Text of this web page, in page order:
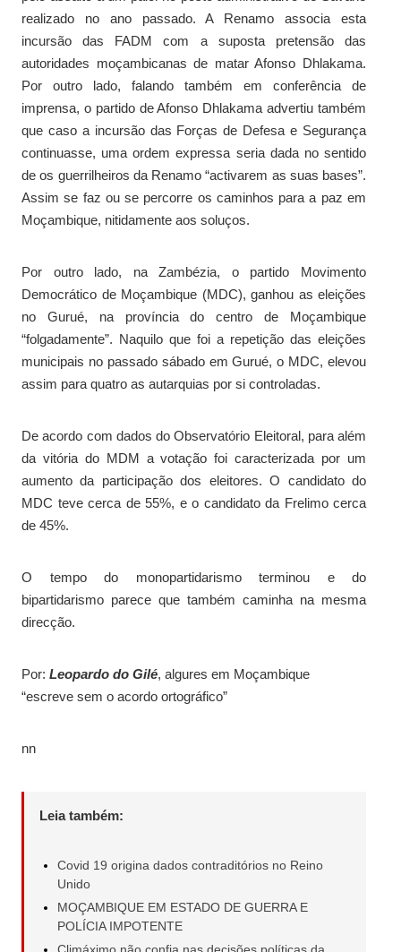
realizado no ano passado. A Renamo associa esta
incursão das FADM com a suposta pretensão das
autoridades moçambicanas de matar Afonso Dhlakama.
Por outro lado, falando também em conferência de
imprensa, o partido de Afonso Dhlakama advertiu também
que caso a incursão das Forças de Defesa e Segurança
continuasse, uma ordem expressa seria dada no sentido
de os guerrilheiros da Renamo “activarem as suas bases”.
Assim se faz ou se percorre os caminhos para a paz em
Moçambique, nitidamente aos soluços.
Por outro lado, na Zambézia, o partido Movimento
Democrático de Moçambique (MDC), ganhou as eleições
no Gurué, na província do centro de Moçambique
“folgadamente”. Naquilo que foi a repetição das eleições
municipais no passado sábado em Gurué, o MDC, elevou
assim para quatro as autarquias por si controladas.
De acordo com dados do Observatório Eleitoral, para além
da vitória do MDM a votação foi caracterizada por um
aumento da participação dos eleitores. O candidato do
MDC teve cerca de 55%, e o candidato da Frelimo cerca
de 45%.
O tempo do monopartidarismo terminou e do
bipartidarismo parece que também caminha na mesma
direcção.
Por: Leopardo do Gilé, algures em Moçambique
“escreve sem o acordo ortográfico”
nn
Leia também:
Covid 19 origina dados contraditórios no Reino
Unido
MOÇAMBIQUE EM ESTADO DE GUERRA E
POLÍCIA IMPOTENTE
Climáximo não confia nas decisões políticas da